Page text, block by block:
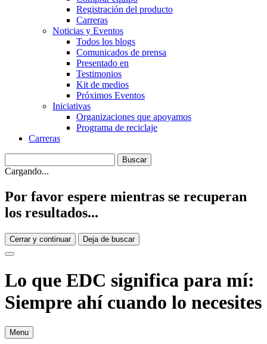
Registración del producto
Carreras
Noticias y Eventos
Todos los blogs
Comunicados de prensa
Presentado en
Testimonios
Kit de medios
Próximos Eventos
Iniciativas
Organizaciones que apoyamos
Programa de reciclaje
Carreras
Cargando...
Por favor espere mientras se recuperan
los resultados...
Cerrar y continuar Deja de buscar
Lo que EDC significa para mí:
Siempre ahí cuando lo necesites
Menu